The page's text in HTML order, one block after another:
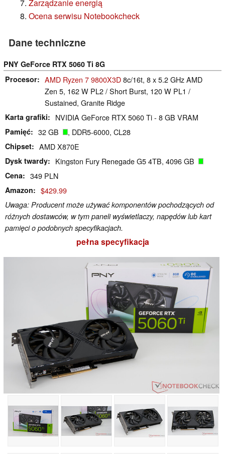
Zarządzanie energią
Ocena serwisu Notebookcheck
Dane techniczne
PNY GeForce RTX 5060 Ti 8G
Procesor
AMD Ryzen 7 9800X3D8c/16t, 8 x 5.2 GHz AMD
Zen 5, 162 W PL2 / Short Burst, 120 W PL1 /
Sustained, Granite Ridge
Karta grafiki NVIDIA GeForce RTX 5060 Ti - 8 GB VRAM
Pamięć 32 GB , DDR5-6000, CL28
Chipset AMD X870E
Dysk twardy Kingston Fury Renegade G5 4TB, 4096 GB
Cena 349 PLN
Amazon $429.99
Uwaga: Producent może używać komponentów pochodzących od
różnych dostawców, w tym paneli wyświetlaczy, napędów lub kart
pamięci o podobnych specyfikacjach.
pełna specyfikacja